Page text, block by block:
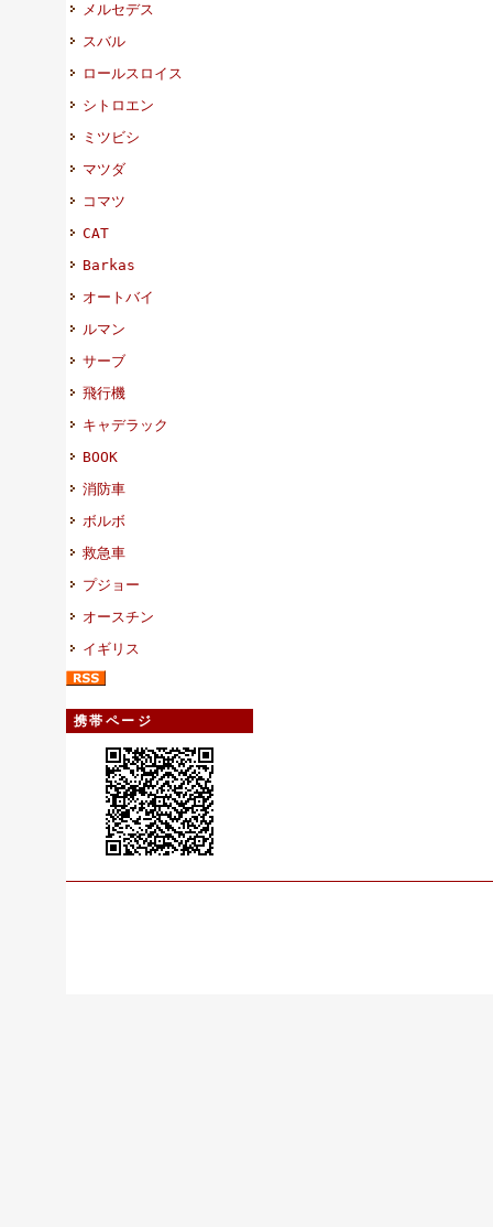
メルセデス
スバル
ロールスロイス
シトロエン
ミツビシ
マツダ
コマツ
CAT
Barkas
オートバイ
ルマン
サーブ
飛行機
キャデラック
BOOK
消防車
ボルボ
救急車
プジョー
オースチン
イギリス
携帯ページ